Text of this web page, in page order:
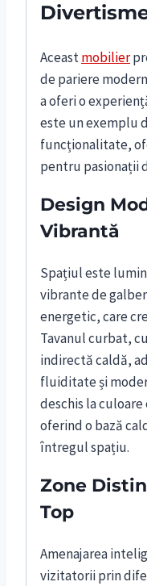
Aceastmobilier
de pariere
a oferi o
este un exemplu
funcționalitate,
pentru pasionații
Design
Vibrantă
Spațiul este
vibrante de
energetic, care
Tavanul curbat,
indirectă caldă,
fluiditate și
deschis la
oferind o bază
întregul spațiu.
Zone
Top
Amenajarea
vizitatorii prin